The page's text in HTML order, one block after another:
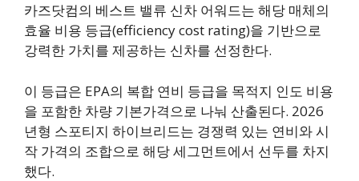
카즈닷컴의 베스트 밸류 신차 어워드는 해당 매체의
효율 비용 등급(efficiency cost rating)을 기반으로
강력한 가치를 제공하는 신차를 선정한다.
이 등급은 EPA의 복합 연비 등급을 목적지 인도 비용
을 포함한 차량 기본가격으로 나눠 산출된다. 2026
년형 스포티지 하이브리드는 경쟁력 있는 연비와 시
작 가격의 조합으로 해당 세그먼트에서 선두를 차지
했다.